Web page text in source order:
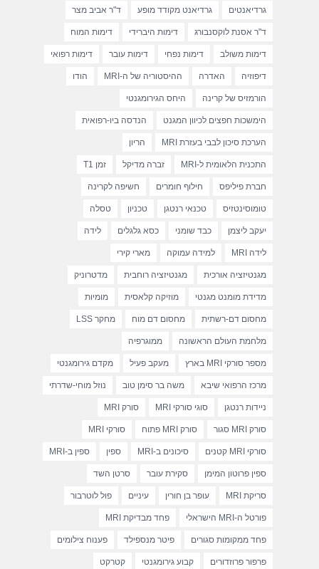
גרדיאנטים גרדיאנט מקודד מופע ד"ר אביב מצר
ד"ר אסנת לוקסנבורג דימות היברידי דימות המוח
דימות משולב דימות נפחי דימות עובר דימות רפואי
דיפוזיה האדרה ההיסטוריה של ה-MRI הודו
הורמזיס של קרינה היחס הגירומגנטי
הימשכות חפצים לכיוון המגנט הנדסה ביו-רפואית
הערכת סיכון לבבי בעזרת MRI הריון
התכנית הלאומית ל-MRI זברה מדיקל זמן T1
חברת פיליפס חילוף חומרים חשיפה לקרינה
טומוסינטזיס טכנאי רנטגן טכניון טסלה
יעקב ליצמן כבד שומני כסא גלגלים לידה
לידה MRI למידה עמוקה מארי קירי
מגנטיזציה אורכית מגנטיזציה רוחבית מדטרוניק
מדידת מומנט מגנטי מוזיקה קלאסית מומיות
מחסום דם-רשתית מחסום דם מוח מחקר LSS
מלחמת העולם הראשונה ממוגרפיה
מספר סורקי MRI בארץ מעקב פעיל מקדם גירומגנטי
מרכז הרפואי שיבא משה בר סימן טוב נוזל מוחי-שדרתי
ניידות רנטגן סוגי סורקי MRI סורק MRI
סורק MRI סגור סורק MRI פתוח סורקי MRI
סורקי MRI קטנים סיכונים ב-MRI ספין ספין ב-MRI
ספין פרוטון המימן סקירת עובר סרטן השד
סריקת MRI עופר בן חורין עיניים פול לוטרבור
פורטל ה-MRI הישראלי פחד מבדיקת MRI
פחד ממקומות סגורים פיטר מנספילד פענוח צילומים
פרפור פרוזדורים קבוע גירומגנטי קטרקט